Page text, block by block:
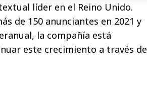
líder en el Reino Unido.
de 150 anunciantes en 2021 y
la compañía está
este crecimiento a través de